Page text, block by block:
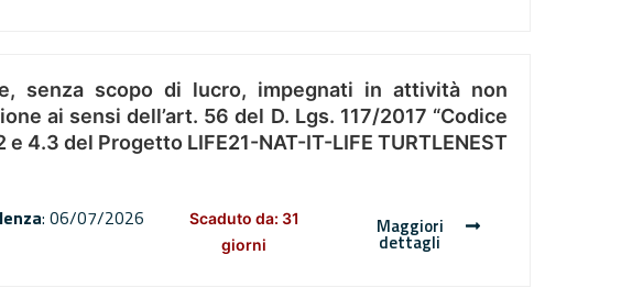
senza scopo di lucro, impegnati in attività non
ai sensi dell’art. 56 del D. Lgs. 117/2017 “Codice
del Progetto LIFE21-NAT-IT-LIFE TURTLENEST
: 06/07/2026
Scaduto da: 31
giorni
Maggiori
dettagli